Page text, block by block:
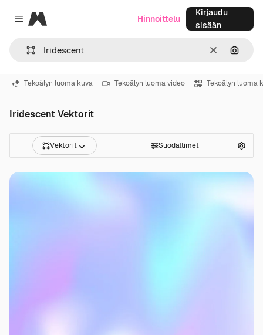
Close menu
Magnific
SelkeäHae
Hinnoittelu
Kirjaudu
sisään
Tekoälyn luoma kuva Tekoälyn luoma video Tekoälyn luoma
Iridescent Vektorit
Vektorit Suodattimet